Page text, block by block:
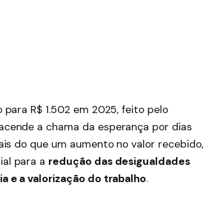
R$ 1.502 em 2025, feito pelo
a chama da esperança por dias
do que um aumento no valor recebido,
para a redução das desigualdades
e a valorização do trabalho.